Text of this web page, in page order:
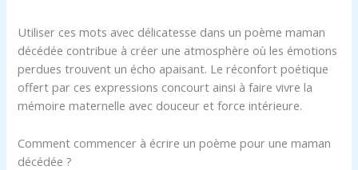
Utiliser ces mots avec délicatesse dans un poème maman
décédée contribue à créer une atmosphère où les émotions
perdues trouvent un écho apaisant. Le réconfort poétique
offert par ces expressions concourt ainsi à faire vivre la
mémoire maternelle avec douceur et force intérieure.
Comment commencer à écrire un poème pour une maman
décédée ?